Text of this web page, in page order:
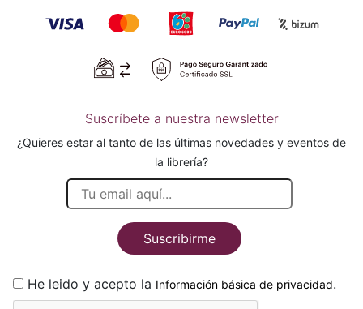
Suscríbete a nuestra newsletter
¿Quieres estar al tanto de las últimas novedades y eventos de
la librería?
Suscribirme
He leido y acepto la Información básica de privacidad.